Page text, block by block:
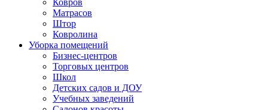
Ковров
Матрасов
Штор
Ковролина
Уборка помещений
Бизнес-центров
Торговых центров
Школ
Детских садов и ДОУ
Учебных заведений